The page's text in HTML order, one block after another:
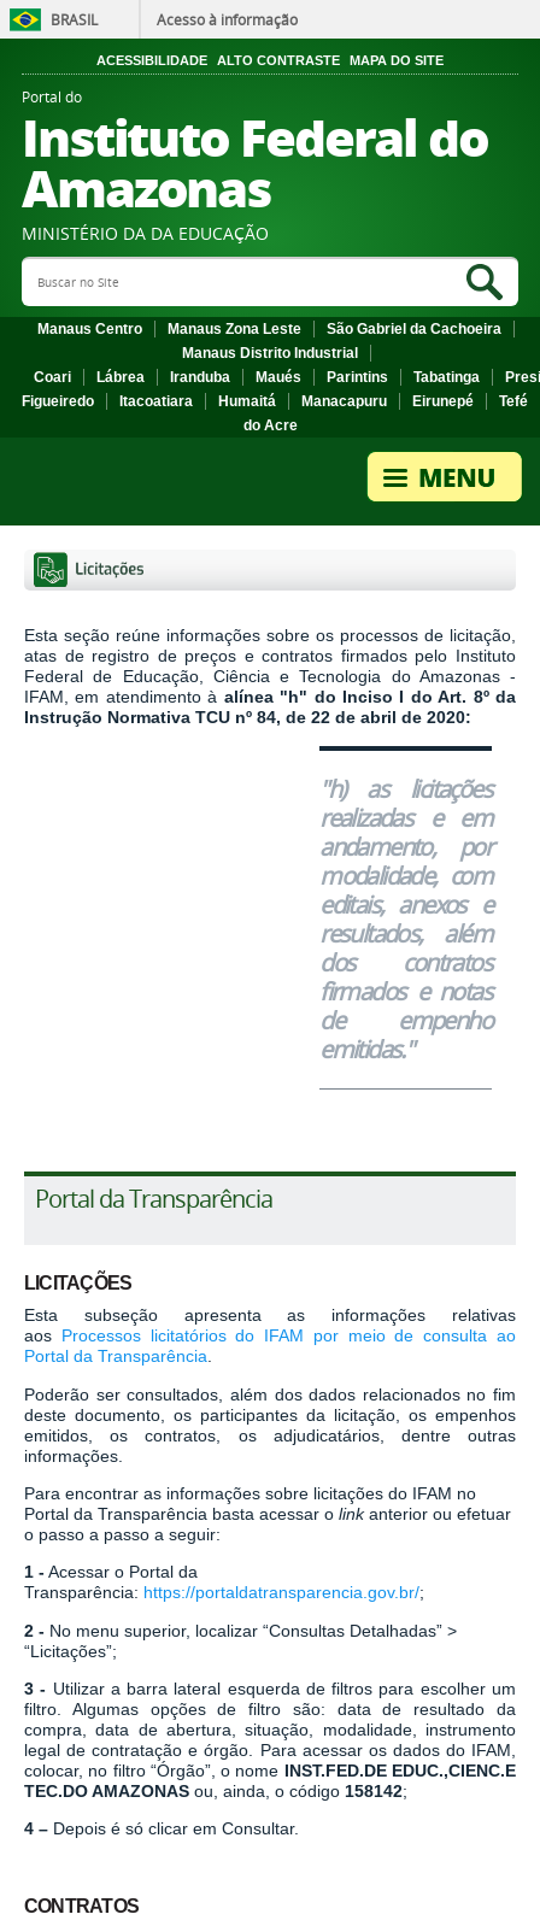
BRASIL Acesso à informação
ACESSIBILIDADE ALTO CONTRASTE MAPA DO SITE
Portal do
Instituto Federal do
Amazonas
MINISTÉRIO DA DA EDUCAÇÃO
Search Site
Manaus Centro Manaus Zona Leste
São Gabriel da Cachoeira
Manaus Distrito Industrial
Coari
Lábrea Iranduba Maués Parintins Tabatinga
Figueiredo
Itacoatiara Humaitá Manacapuru Eirunepé
Tefé
do Acre
Esta seção reúne informações sobre os processos de licitação,
atas de registro de preços e contratos firmados pelo Instituto
Federal de Educação, Ciência e Tecnologia do Amazonas -
IFAM, em atendimento à alínea "h" do Inciso I do Art. 8º da
Instrução Normativa TCU nº 84, de 22 de abril de 2020:
"h) as licitações
realizadas e em
andamento, por
modalidade, com
editais, anexos e
resultados, além
dos contratos
firmados e notas
de empenho
emitidas."
Portal da Transparência
LICITAÇÕES
Esta subseção apresenta as informações relativas
aos Processos licitatórios do IFAM por meio de consulta ao
Portal da Transparência.
Poderão ser consultados, além dos dados relacionados no fim
deste documento, os participantes da licitação, os empenhos
emitidos, os contratos, os adjudicatários, dentre outras
informações.
Para encontrar as informações sobre licitações do IFAM no
Portal da Transparência basta acessar o linkanterior ou efetuar
o passo a passo a seguir:
1 -Acessar o Portal da
Transparência: https://portaldatransparencia.gov.br/;
2 - No menu superior, localizar “Consultas Detalhadas” >
“Licitações”;
3 - Utilizar a barra lateral esquerda de filtros para escolher um
filtro. Algumas opções de filtro são: data de resultado da
compra, data de abertura, situação, modalidade, instrumento
legal de contratação e órgão. Para acessar os dados do IFAM,
colocar, no filtro “Órgão”, o nome INST.FED.DE EDUC.,CIENC.E
TEC.DO AMAZONAS ou, ainda, o código 158142;
4 – Depois é só clicar em Consultar.
CONTRATOS